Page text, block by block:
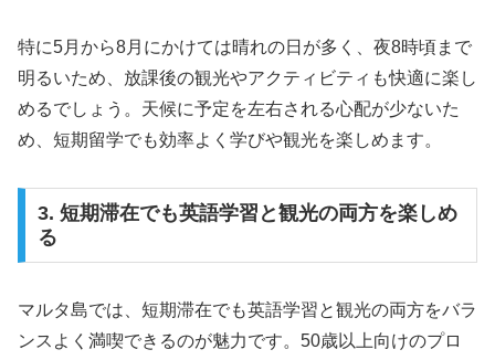
特に5月から8月にかけては晴れの日が多く、夜8時頃まで
明るいため、放課後の観光やアクティビティも快適に楽し
めるでしょう。天候に予定を左右される心配が少ないた
め、短期留学でも効率よく学びや観光を楽しめます。
3. 短期滞在でも英語学習と観光の両方を楽しめ
る
マルタ島では、短期滞在でも英語学習と観光の両方をバラ
ンスよく満喫できるのが魅力です。50歳以上向けのプロ